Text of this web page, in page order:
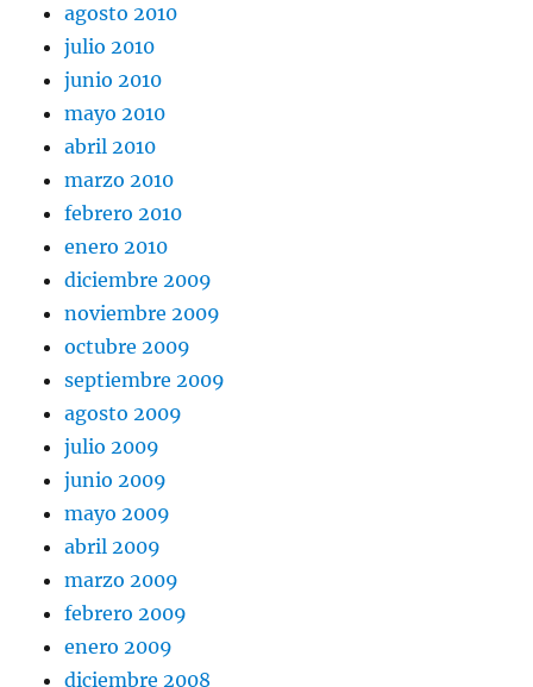
agosto 2010
julio 2010
junio 2010
mayo 2010
abril 2010
marzo 2010
febrero 2010
enero 2010
diciembre 2009
noviembre 2009
octubre 2009
septiembre 2009
agosto 2009
julio 2009
junio 2009
mayo 2009
abril 2009
marzo 2009
febrero 2009
enero 2009
diciembre 2008